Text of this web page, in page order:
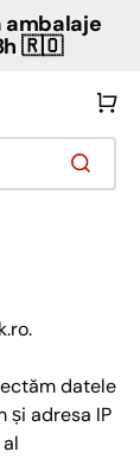
ambalaje
🇷🇴
Coș
datele
și adresa IP